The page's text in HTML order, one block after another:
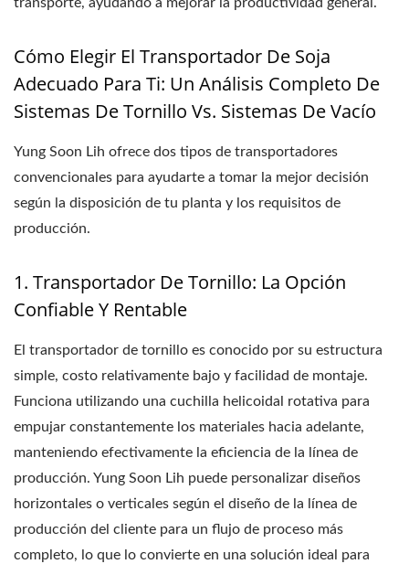
Cómo Elegir El Transportador De Soja
Adecuado Para Ti: Un Análisis Completo De
Sistemas De Tornillo Vs. Sistemas De Vacío
Yung Soon Lih ofrece dos tipos de transportadores
convencionales para ayudarte a tomar la mejor decisión
según la disposición de tu planta y los requisitos de
producción.
1. Transportador De Tornillo: La Opción
Confiable Y Rentable
El transportador de tornillo es conocido por su estructura
simple, costo relativamente bajo y facilidad de montaje.
Funciona utilizando una cuchilla helicoidal rotativa para
empujar constantemente los materiales hacia adelante,
manteniendo efectivamente la eficiencia de la línea de
producción. Yung Soon Lih puede personalizar diseños
horizontales o verticales según el diseño de la línea de
producción del cliente para un flujo de proceso más
completo, lo que lo convierte en una solución ideal para